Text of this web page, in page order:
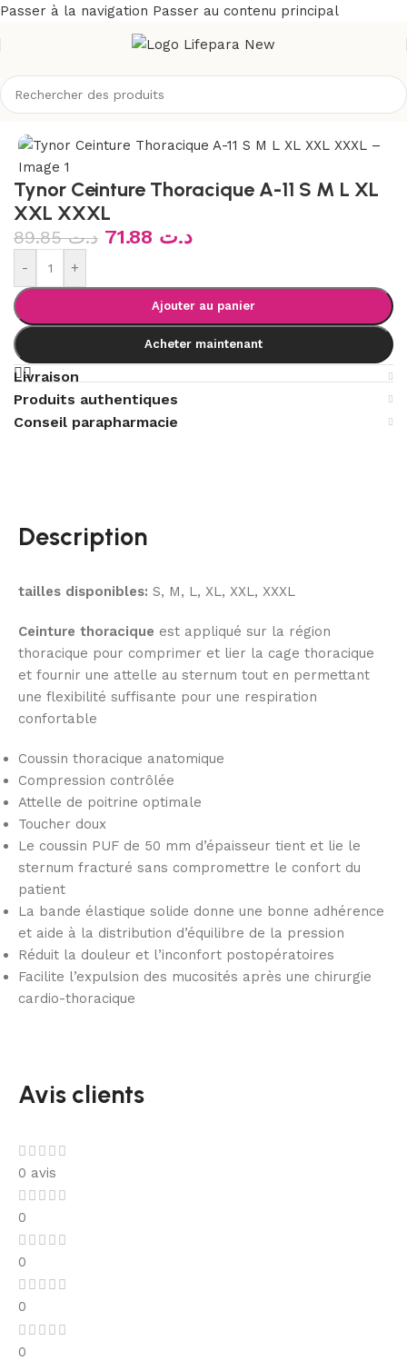
Passer à la navigation Passer au contenu principal
Accueil/Boutique/Matériel médical/Mobilité
Tynor Ceinture Thoracique A-11 S M L XL
XXL XXXL
د.ت89.85 د.ت
- +
Ajouter au panier
Acheter maintenant
Livraison
Produits authentiques
Conseil parapharmacie
Description
tailles disponibles: S, M, L, XL, XXL, XXXL
Ceinture thoracique est appliqué sur la région
thoracique pour comprimer et lier la cage thoracique
et fournir une attelle au sternum tout en permettant
une flexibilité suffisante pour une respiration
confortable
Coussin thoracique anatomique
Compression contrôlée
Attelle de poitrine optimale
Toucher doux
Le coussin PUF de 50 mm d’épaisseur tient et lie le
sternum fracturé sans compromettre le confort du
patient
La bande élastique solide donne une bonne adhérence
et aide à la distribution d’équilibre de la pression
Réduit la douleur et l’inconfort postopératoires
Facilite l’expulsion des mucosités après une chirurgie
cardio-thoracique
Avis clients
0 avis
0
0
0
0